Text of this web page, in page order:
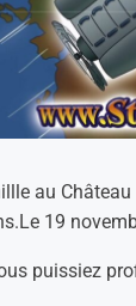
au
19
puissiez